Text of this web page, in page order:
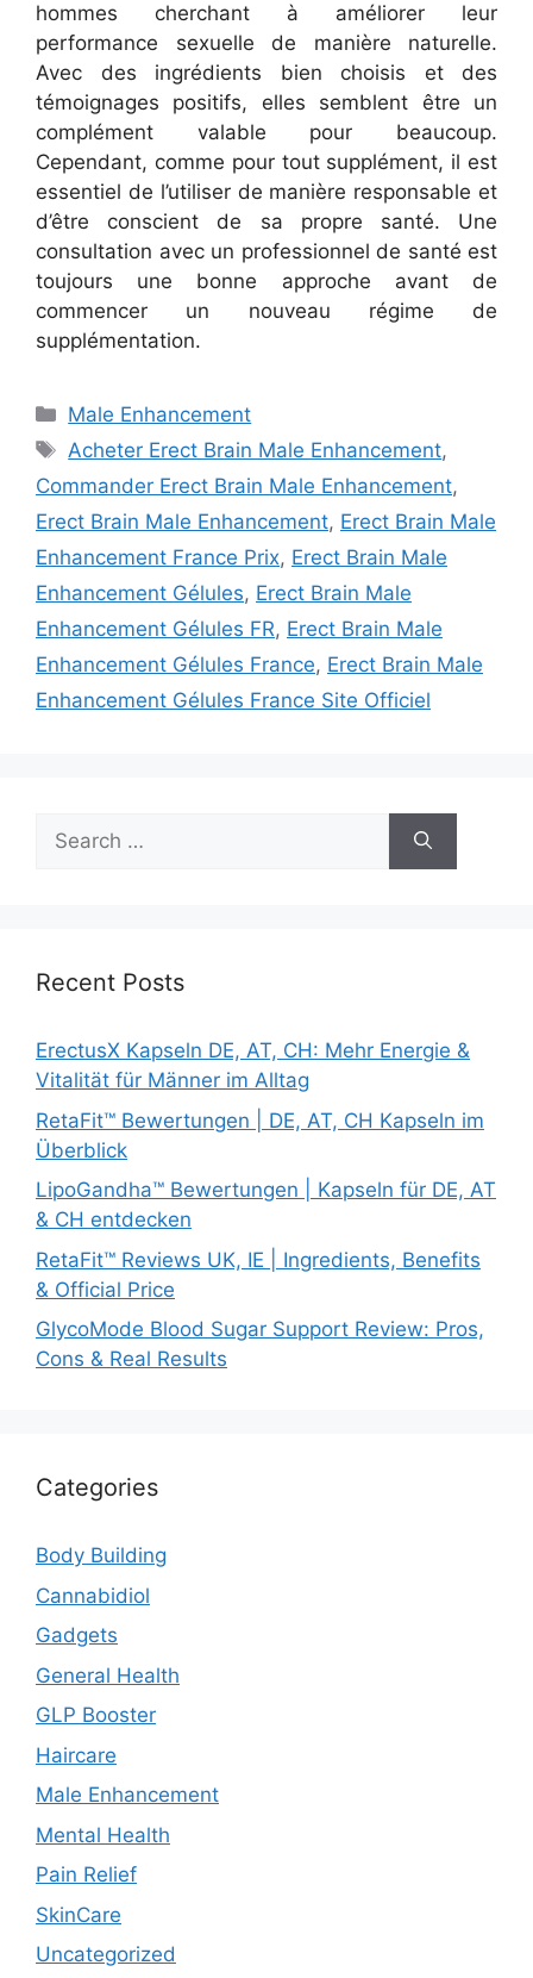
hommes cherchant à améliorer leur
performance sexuelle de manière naturelle.
Avec des ingrédients bien choisis et des
témoignages positifs, elles semblent être un
complément valable pour beaucoup.
Cependant, comme pour tout supplément, il est
essentiel de l’utiliser de manière responsable et
d’être conscient de sa propre santé. Une
consultation avec un professionnel de santé est
toujours une bonne approche avant de
commencer un nouveau régime de
supplémentation.
Categories
Male Enhancement
Tags
Acheter Erect Brain Male Enhancement,
Commander Erect Brain Male Enhancement,
Erect Brain Male Enhancement, Erect Brain Male
Enhancement France Prix, Erect Brain Male
Enhancement Gélules, Erect Brain Male
Enhancement Gélules FR, Erect Brain Male
Enhancement Gélules France, Erect Brain Male
Enhancement Gélules France Site Officiel
Search
for:
Recent Posts
ErectusX Kapseln DE, AT, CH: Mehr Energie &
Vitalität für Männer im Alltag
RetaFit™ Bewertungen | DE, AT, CH Kapseln im
Überblick
LipoGandha™ Bewertungen | Kapseln für DE, AT
& CH entdecken
RetaFit™ Reviews UK, IE | Ingredients, Benefits
& Official Price
GlycoMode Blood Sugar Support Review: Pros,
Cons & Real Results
Categories
Body Building
Cannabidiol
Gadgets
General Health
GLP Booster
Haircare
Male Enhancement
Mental Health
Pain Relief
SkinCare
Uncategorized